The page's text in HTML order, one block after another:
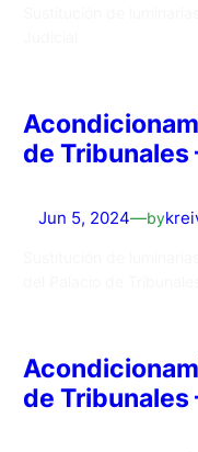
de Tribunales
Jun 5, 2024—by
de Tribunales